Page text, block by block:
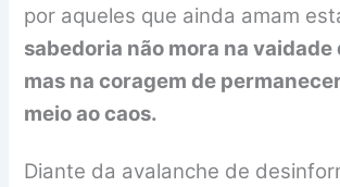
por aqueles que ainda amam
sabedoria não mora na vaidade
mas na coragem de
meio ao caos.
Diante da avalanche de